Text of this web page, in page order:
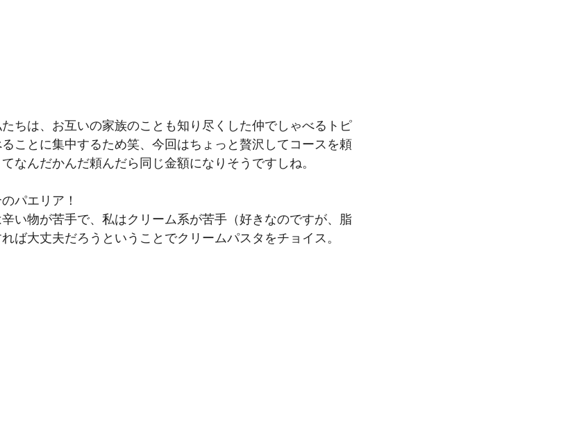
ちは、お互いの家族のことも知り尽くした仲でしゃべるトピ
ことに集中するため笑、今回はちょっと贅沢してコースを頼
なんだかんだ頼んだら同じ金額になりそうですしね。
パエリア！
い物が苦手で、私はクリーム系が苦手（好きなのですが、脂
ば大丈夫だろうということでクリームパスタをチョイス。